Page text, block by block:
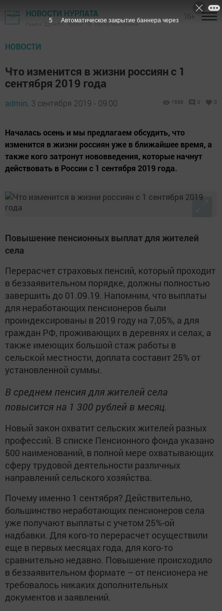
НОВОСТИ НУРЛАТА
Газета "Дружба", Нурлат ТВ - Нурлатский район
НОВОСТИ
Что изменится в жизни россиян с 1
сентября 2019 года
admin, 3 сентября 2019 - 09:00 1668 0 0
Началась осень и мы предлагаем обсудить, что
изменится в жизни россиян уже в ближайшее время, а
также кого затронут нововведения, которые начнут
действовать в России с 1 сентября 2019 года.
Повышение пенсионных выплат для жителей
села
Перерасчет страховых пенсий, который проходит
в беззаявительном порядке, должны полностью
завершить до 01.09.19. Напомним, что выплаты
для неработающих пенсионеров были
проиндексированы в 2019 году на 7,05%, а для
граждан РФ, проживающих в деревнях и селах, а
также имеющих большой стаж работы в
сельской местности, доплата составит 25% от
установленной суммы.
В среднем пенсия для жителей села
повысится на 1 300 рублей в месяц.
Новый закон охватит сельских жителей разных
профессий. В списке Пенсионного фонда указано
500 наименований, в полной мере охватывающих
сферу трудовой деятельности различных
направлений сельского хозяйства.
Почему именно 1 сентября? Действительно,
большинство неработающих пенсионеров села
уже получают выплаты с учетом 25%-ой
надбавки. Для кого-то перерасчет осуществили
еще в первых месяцах года, для кого-то
сравнительно недавно. Повышение происходило
в беззаявительном формате – от пенсионера не
требовалось никаких дополнительных
документов и заявлений.
4 Автоматическое закрытие баннера через